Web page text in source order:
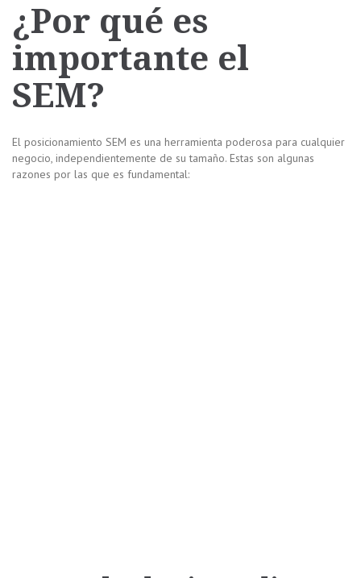
¿Por qué es
importante el
SEM?
El posicionamiento SEM es una herramienta poderosa para cualquier
negocio, independientemente de su tamaño. Estas son algunas
razones por las que es fundamental: